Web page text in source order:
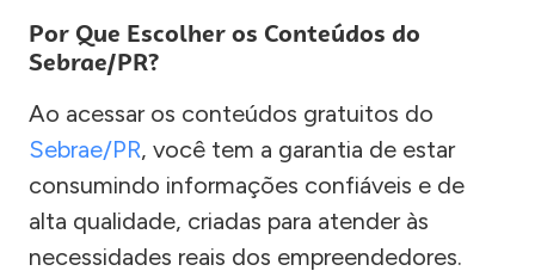
Por Que Escolher os Conteúdos do
Sebrae/PR?
Ao acessar os conteúdos gratuitos do
Sebrae/PR, você tem a garantia de estar
consumindo informações confiáveis e de
alta qualidade, criadas para atender às
necessidades reais dos empreendedores.